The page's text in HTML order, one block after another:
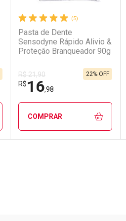
(5)
Pasta de Dente
Sensodyne Rápido Alivio &
Proteção Branqueador 90g
R$ 21,90
R$16,98
22% OFF
COMPRAR